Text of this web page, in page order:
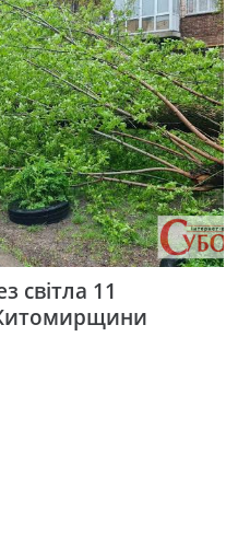
світла 11